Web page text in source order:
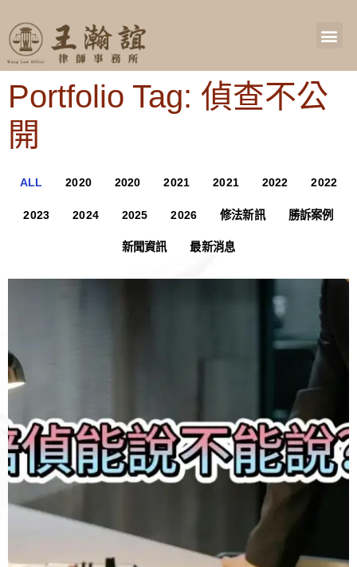
Portfolio Tag: 偵查不公
開
ALL 2020 2020 2021 2021 2022 2022
2023 2024 2025 2026 修法新訊 勝訴案例
新聞資訊 最新消息